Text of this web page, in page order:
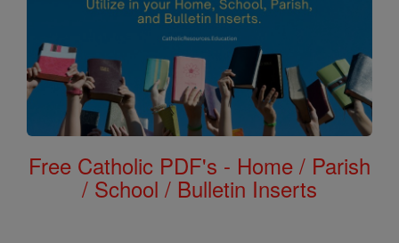
Free Catholic PDF's - Home / Parish
/ School / Bulletin Inserts